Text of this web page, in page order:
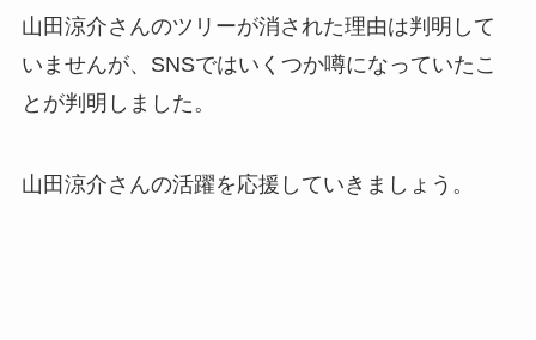
山田涼介さんのツリーが消された理由は判明して
いませんが、SNSではいくつか噂になっていたこ
とが判明しました。
山田涼介さんの活躍を応援していきましょう。